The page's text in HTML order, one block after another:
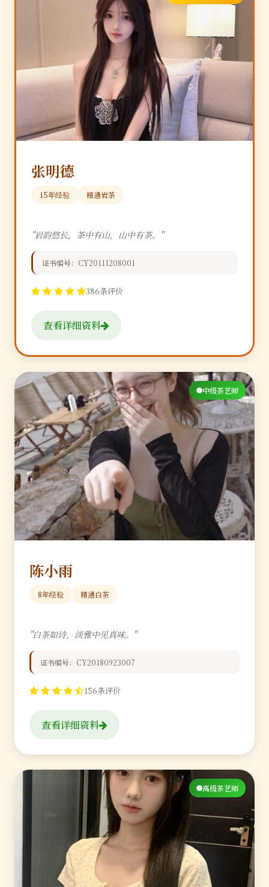
张明德
15年经验 精通岩茶
"岩韵悠长，茶中有山，山中有茶。"
证书编号：CY20111208001
386条评价
查看详细资料
中级茶艺师
陈小雨
8年经验 精通白茶
"白茶如诗，淡雅中见真味。"
证书编号：CY20180923007
156条评价
查看详细资料
高级茶艺师